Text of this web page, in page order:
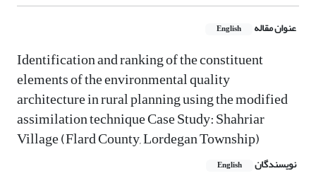
عنوان مقاله English
Identification and ranking of the constituent
elements of the environmental quality
architecture in rural planning using the modified
assimilation technique Case Study: Shahriar
Village (Flard County, Lordegan Township)
نویسندگان English